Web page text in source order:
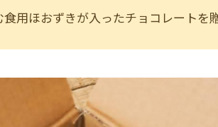
用ほおずきが入ったチョコレートを